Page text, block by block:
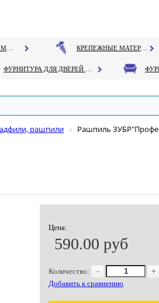
рашпили Рашпиль
Цена:
590.00 руб
Количество: -
+
Добавить к сравнению